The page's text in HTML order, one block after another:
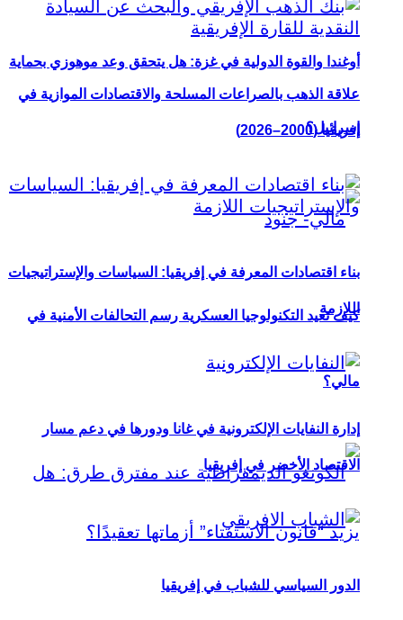
أوغندا والقوة الدولية في غزة: هل يتحقق وعد موهوزي بحماية
إسرائيل؟
كيف تعيد التكنولوجيا العسكرية رسم التحالفات الأمنية في
مالي؟
علاقة الذهب بالصراعات المسلحة والاقتصادات الموازية في
إفريقيا (2000–2026)
بناء اقتصادات المعرفة في إفريقيا: السياسات والإستراتيجيات
اللازمة
إدارة النفايات الإلكترونية في غانا ودورها في دعم مسار
الاقتصاد الأخضر في إفريقيا
الدور السياسي للشباب في إفريقيا